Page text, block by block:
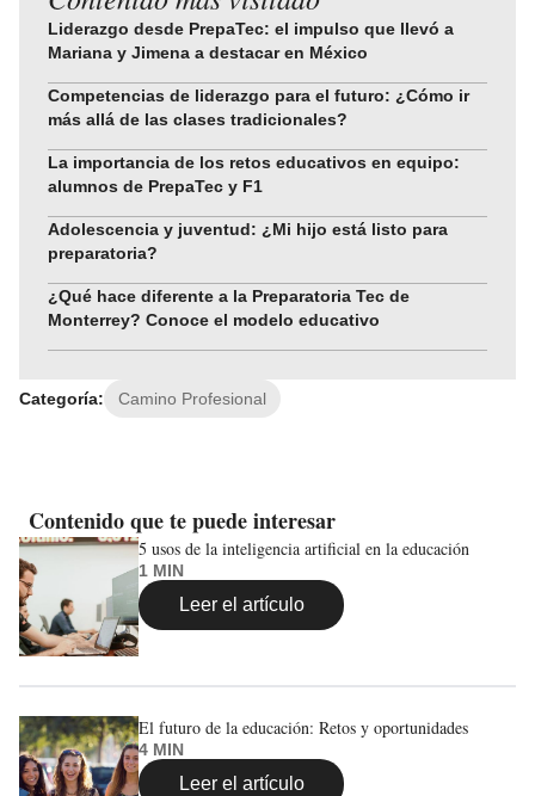
Liderazgo desde PrepaTec: el impulso que llevó a
Mariana y Jimena a destacar en México
Competencias de liderazgo para el futuro: ¿Cómo ir
más allá de las clases tradicionales?
La importancia de los retos educativos en equipo:
alumnos de PrepaTec y F1
Adolescencia y juventud: ¿Mi hijo está listo para
preparatoria?
¿Qué hace diferente a la Preparatoria Tec de
Monterrey? Conoce el modelo educativo
Categoría: Camino Profesional
Contenido que te puede interesar
5 usos de la inteligencia artificial en la educación
1 MIN
Leer el artículo
El futuro de la educación: Retos y oportunidades
4 MIN
Leer el artículo